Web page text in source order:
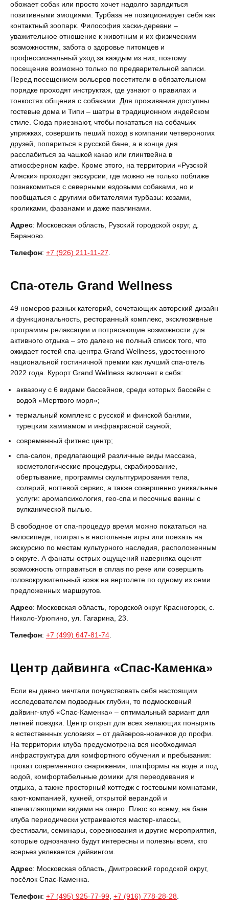
обожает собак или просто хочет надолго зарядиться
позитивными эмоциями. Турбаза не позиционирует себя как
контактный зоопарк. Философия хаски-деревни –
уважительное отношение к животным и их физическим
возможностям, забота о здоровье питомцев и
профессиональный уход за каждым из них, поэтому
посещение возможно только по предварительной записи.
Перед посещением вольеров посетители в обязательном
порядке проходят инструктаж, где узнают о правилах и
тонкостях общения с собаками. Для проживания доступны
гостевые дома и Типи – шатры в традиционном индейском
стиле. Сюда приезжают, чтобы покататься на собачьих
упряжках, совершить пеший поход в компании четвероногих
друзей, попариться в русской бане, а в конце дня
расслабиться за чашкой какао или глинтвейна в
атмосферном кафе. Кроме этого, на территории «Рузской
Аляски» проходят экскурсии, где можно не только поближе
познакомиться с северными ездовыми собаками, но и
пообщаться с другими обитателями турбазы: козами,
кроликами, фазанами и даже павлинами.
Адрес: Московская область, Рузский городской округ, д.
Бараново.
Телефон: +7 (926) 211-11-27
Спа-отель Grand Wellness
49 номеров разных категорий, сочетающих авторский дизайн
и функциональность, ресторанный комплекс, эксклюзивные
программы релаксации и потрясающие возможности для
активного отдыха – это далеко не полный список того, что
ожидает гостей спа-центра Grand Wellness, удостоенного
национальной гостиничной премии как лучший спа-отель
2022 года. Курорт Grand Wellness включает в себя:
аквазону с 6 видами бассейнов, среди которых бассейн с
водой «Мертвого моря»;
термальный комплекс с русской и финской банями,
турецким хаммамом и инфракрасной сауной;
современный фитнес центр;
спа-салон, предлагающий различные виды массажа,
косметологические процедуры, скрабирование,
обертывание, программы скульптурирования тела,
солярий, ногтевой сервис, а также совершенно уникальные
услуги: аромапсихология, гео-спа и песочные ванны с
вулканической пылью.
В свободное от спа-процедур время можно покататься на
велосипеде, поиграть в настольные игры или поехать на
экскурсию по местам культурного наследия, расположенным
в округе. А фанаты острых ощущений наверняка оценят
возможность отправиться в сплав по реке или совершить
головокружительный вояж на вертолете по одному из семи
предложенных маршрутов.
Адрес: Московская область, городской округ Красногорск, с.
Николо-Урюпино, ул. Гагарина, 23.
Телефон: +7 (499) 647-81-74
Центр дайвинга «Спас-Каменка»
Если вы давно мечтали почувствовать себя настоящим
исследователем подводных глубин, то подмосковный
дайвинг-клуб «Спас-Каменка» – оптимальный вариант для
летней поездки. Центр открыт для всех желающих понырять
в естественных условиях – от дайверов-новичков до профи.
На территории клуба предусмотрена вся необходимая
инфраструктура для комфортного обучения и пребывания:
прокат современного снаряжения, платформы на воде и под
водой, комфортабельные домики для переодевания и
отдыха, а также просторный коттедж с гостевыми комнатами,
кают-компанией, кухней, открытой верандой и
впечатляющими видами на озеро. Плюс ко всему, на базе
клуба периодически устраиваются мастер-классы,
фестивали, семинары, соревнования и другие мероприятия,
которые однозначно будут интересны и полезны всем, кто
всерьез увлекается дайвингом.
Адрес: Московская область, Дмитровский городской округ,
посёлок Спас-Каменка.
Телефон: +7 (495) 925-77-99 +7 (916) 778-28-28